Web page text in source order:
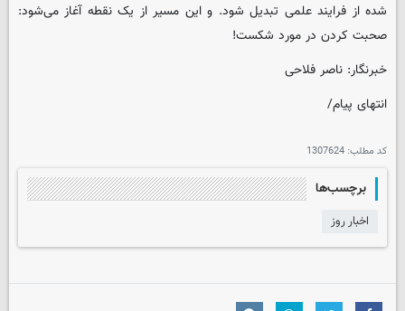
‌شده از فرایند علمی تبدیل شود. و این مسیر از یک نقطه آغاز می‌شود:
صحبت کردن در مورد شکست!
خبرنگار: ناصر فلاحی
انتهای پیام/
کد مطلب: 1307624
برچسب‌ها
اخبار روز